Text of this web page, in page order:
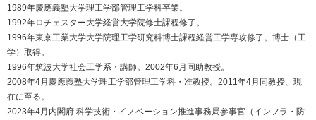
1989年慶應義塾大学理工学部管理工学科卒業。
1992年ロチェスター大学経営大学院修士課程修了。
1996年東京工業大学大学院理工学研究科博士課程経営工学専攻修了。博士（工
学）取得。
1996年筑波大学社会工学系・講師。2002年6月同助教授。
2008年4月慶應義塾大学理工学部管理工学科・准教授。2011年4月同教授、現
在に至る。
2023年4月内閣府 科学技術・イノベーション推進事務局参事官（インフラ・防